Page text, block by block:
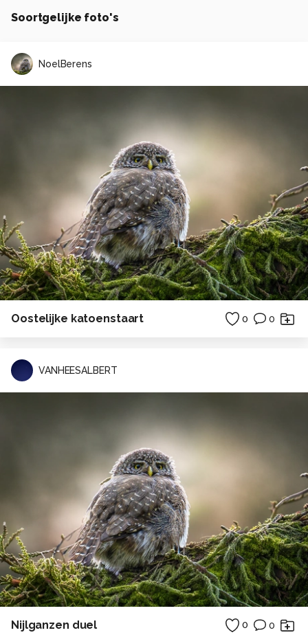
Soortgelijke foto's
NoelBerens
Oostelijke katoenstaart 0 0
VANHEESALBERT
Nijlganzen duel 0 0